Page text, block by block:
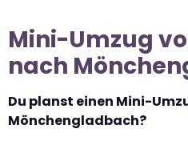
Mini-Umzug
nach
Du planst einen Mini-
Mönchengladbach?